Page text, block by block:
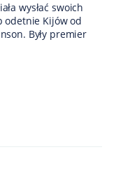
wysłać swoich
odetnie Kijów od
Były premier